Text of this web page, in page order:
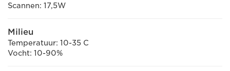
Scannen: 17,5W
Milieu
Temperatuur: 10-35 C
Vocht: 10-90%